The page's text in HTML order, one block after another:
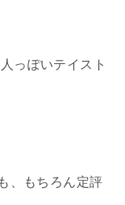
っぽいテイスト
、もちろん定評